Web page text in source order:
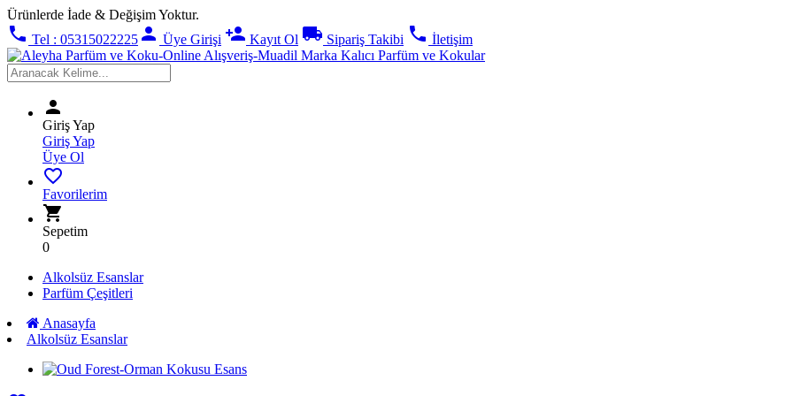
Ürünlerde İade & Değişim Yoktur.
phone Tel : 05315022225 person Üye Girişi person_add Kayıt Ol local_shipping Sipariş Takibi phone İletişim
person
Giriş Yap
Giriş Yap
Üye Ol
favorite_border
Favorilerim
shopping_cart
Sepetim
0
Alkolsüz Esanslar
Parfüm Çeşitleri
Anasayfa
Alkolsüz Esanslar